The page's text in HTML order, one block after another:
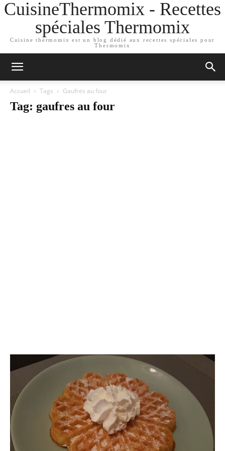
CuisineThermomix - Recettes
spéciales Thermomix
Cuisine thermomix est un blog dédié aux recettes spéciales pour
Thermomix
Accueil Tags Gaufres au four
Tag: gaufres au four